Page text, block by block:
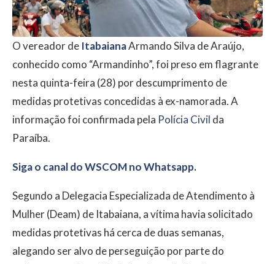
O vereador de ItabaianaArmando Silva de Araújo,
conhecido como “Armandinho”, foi preso em flagrante
nesta quinta-feira (28) por descumprimento de
medidas protetivas concedidas à ex-namorada. A
informação foi confirmada pela Polícia Civil da
Paraíba.
Siga o canal do WSCOM no Whatsapp.
Segundo a Delegacia Especializada de Atendimento à
Mulher (Deam) de Itabaiana, a vítima havia solicitado
medidas protetivas há cerca de duas semanas,
alegando ser alvo de perseguição por parte do